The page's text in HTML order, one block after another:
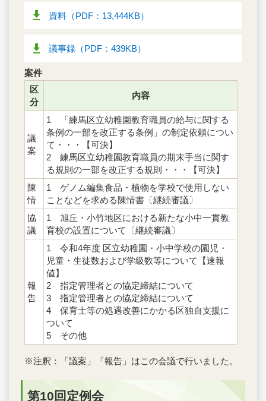
資料（PDF：13,444KB）
議事録（PDF：439KB）
案件
区
分
内容
議
案
1 「練馬区立幼稚園教育職員の給与に関する
条例の一部を改正する条例」の制定依頼につい
て・・・【可決】
2 練馬区立幼稚園教育職員の期末手当に関す
る規則の一部を改正する規則・・・【可決】
陳
情
1 ゲノム編集食品・植物を学校で使用しない
ことなどを求める陳情書〔継続審議〕
協
議
1 旭丘・小竹地区における新たな小中一貫教
育校の設置について〔継続審議〕
報
告
1 令和4年度 区立幼稚園・小中学校の園児・
児童・生徒数および学級数等について【速報
値】
2 指定管理者との協定締結について
3 指定管理者との協定締結について
4 保育士等の処遇改善にかかる区独自支援に
ついて
5 その他
※注釈：「議案」「報告」はこの会議で行いました。
第10回定例会